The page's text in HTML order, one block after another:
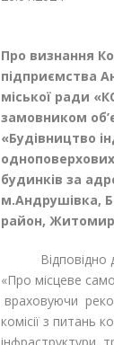
Про визнання
підприємства
міської ради
замовником
«Будівництво
будинків за
м.Андрушівка,
район,
Відповідно
«Про місцеве
враховуючи
комісії з питань